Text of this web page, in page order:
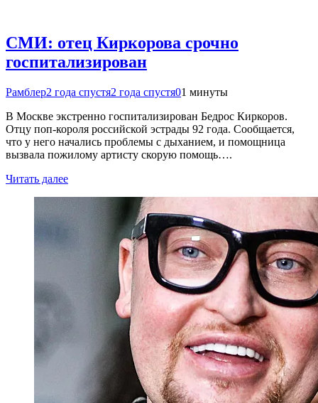
СМИ: отец Киркорова срочно
госпитализирован
Рамблер2 года спустя2 года спустя01 минуты
В Москве экстренно госпитализирован Бедрос Киркоров.
Отцу поп-короля российской эстрады 92 года. Сообщается,
что у него начались проблемы с дыханием, и помощница
вызвала пожилому артисту скорую помощь….
Читать далее